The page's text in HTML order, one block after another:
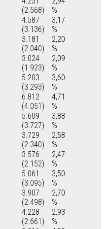
(2.568)
%
4.587
(3.136)
3,17
%
3.181
(2.040)
2,20
%
3.024
(1.923)
2,09
%
5.203
(3.293)
3,60
%
6.812
(4.051)
4,71
%
5.609
(3.727)
3,88
%
3.729
(2.340)
2,58
%
3.576
(2.152)
2,47
%
5.061
(3.095)
3,50
%
3.907
(2.498)
2,70
%
4.228
(2.661)
2,93
%